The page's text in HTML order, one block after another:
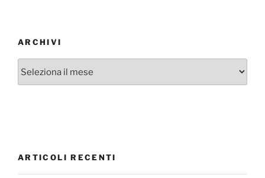
ARCHIVI
ARTICOLI RECENTI